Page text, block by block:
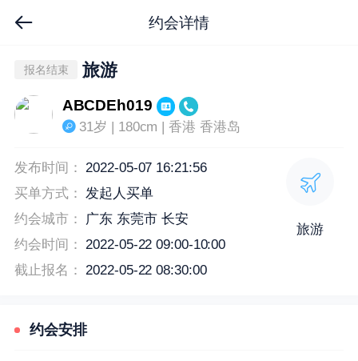
约会详情
报名结束 旅游
ABCDEh019
31岁 | 180cm | 香港 香港岛
发布时间： 2022-05-07 16:21:56
买单方式： 发起人买单
约会城市：
广东 东莞市 长安
约会时间： 2022-05-22 09:00-10:00
截止报名： 2022-05-22 08:30:00
旅游
约会安排